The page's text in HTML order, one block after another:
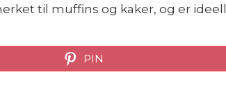
til muffins og kaker, og er ideell
PIN